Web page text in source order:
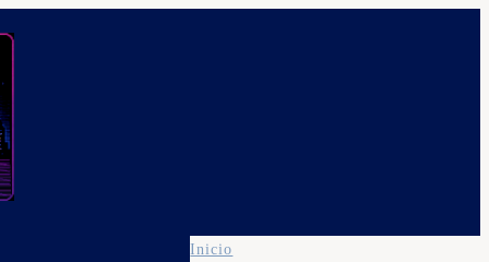
Inicio